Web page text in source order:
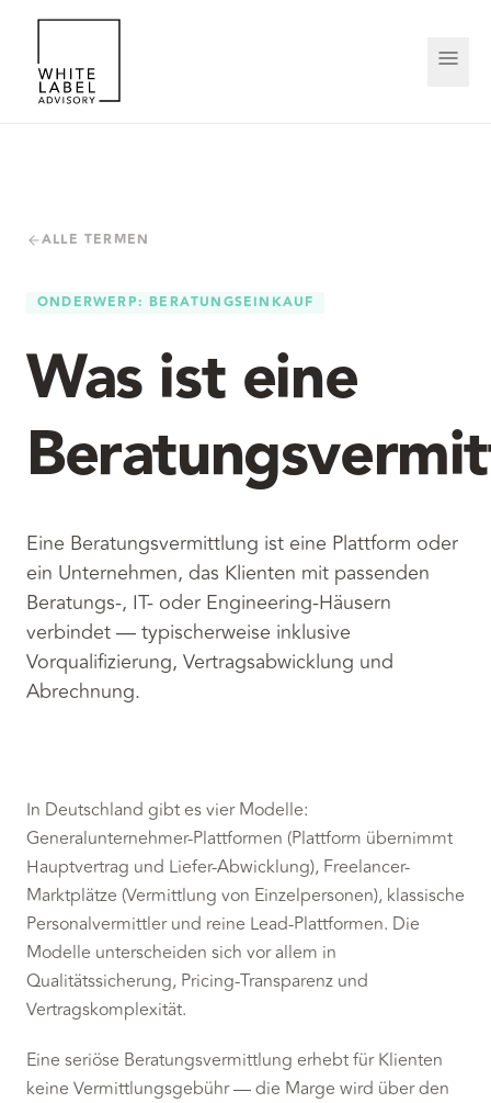
ALLE TERMEN
ONDERWERP: BERATUNGSEINKAUF
Was ist eine
Eine Beratungsvermittlung ist eine Plattform oder
ein Unternehmen, das Klienten mit passenden
Beratungs-, IT- oder Engineering-Häusern
verbindet — typischerweise inklusive
Vorqualifizierung, Vertragsabwicklung und
Abrechnung.
In Deutschland gibt es vier Modelle:
Generalunternehmer-Plattformen (Plattform übernimmt
Hauptvertrag und Liefer-Abwicklung), Freelancer-
Marktplätze (Vermittlung von Einzelpersonen), klassische
Personalvermittler und reine Lead-Plattformen. Die
Modelle unterscheiden sich vor allem in
Qualitätssicherung, Pricing-Transparenz und
Vertragskomplexität.
Eine seriöse Beratungsvermittlung erhebt für Klienten
keine Vermittlungsgebühr — die Marge wird über den